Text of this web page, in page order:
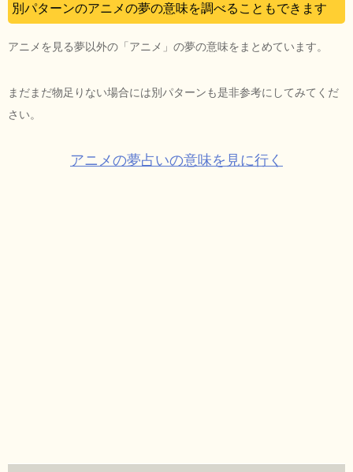
別パターンのアニメの夢の意味を調べることもできます
アニメを見る夢以外の「アニメ」の夢の意味をまとめています。
まだまだ物足りない場合には別パターンも是非参考にしてみてくだ
さい。
アニメの夢占いの意味を見に行く